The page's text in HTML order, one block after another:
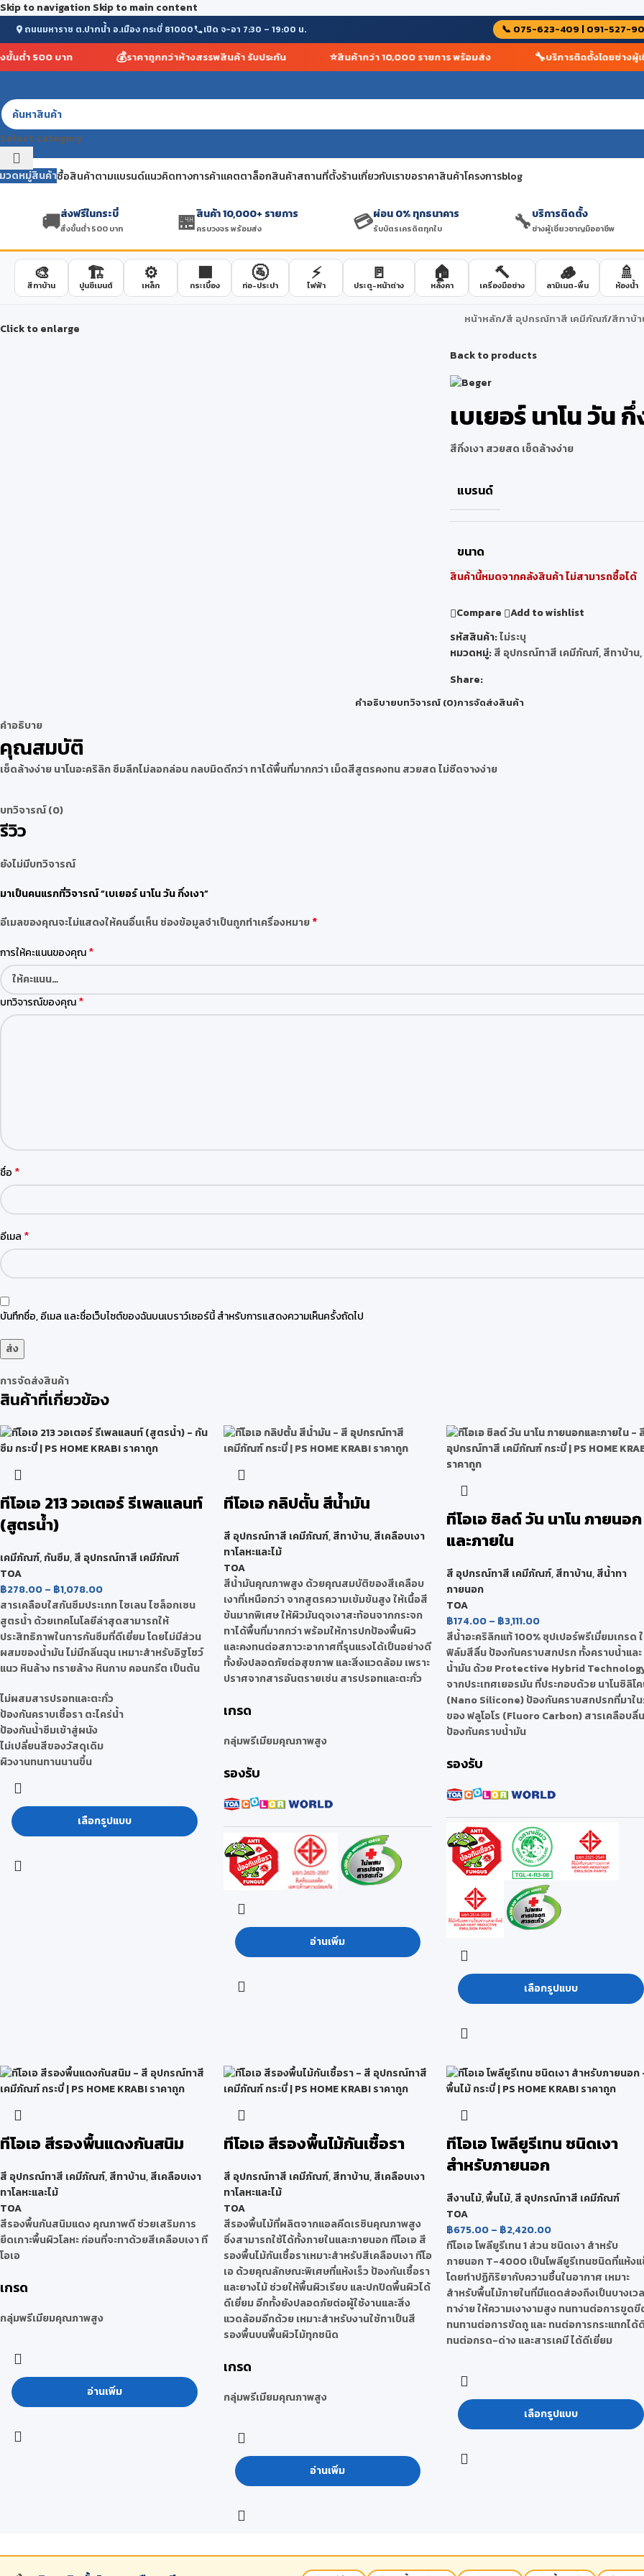
Skip to navigation Skip to main content
ถนนมหาราช ต.ปากน้ำ อ.เมือง กระบี่ 81000 เปิด จ-อา 7:30 – 19:00 น. 📞 075-623-409 | 091-527-
ต่ำ 500 บาท ราคาถูกกว่าห้างสรรพสินค้า รับประกัน สินค้ากว่า 10,000 รายการ พร้อมส่ง บริการติดตั้งโดยช่างผู้เชี่
Select category
วดหมู่สินค้าซื้อสินค้าตามแบรนด์แนวคิดทางการค้าแคตตาล็อกสินค้าสถานที่ตั้งร้านเกี่ยวกับเราขอราคาสินค้าโครงการblog
🚚ส่งฟรีในกระบี่
สั่งขั้นต่ำ 500 บาท 🏪สินค้า 10,000+ รายการ
ครบวงจร พร้อมส่ง 💳ผ่อน 0% ทุกธนาคาร
รับบัตรเครดิตทุกใบ 🔧บริการติดตั้ง
ช่างผู้เชี่ยวชาญมืออาชีพ
🎨
สีทาบ้าน
🏗️
ปูนซีเมนต์
⚙️
เหล็ก
🟫
กระเบื้อง
🚰
ท่อ-ประปา
⚡
ไฟฟ้า
🚪
ประตู-หน้าต่าง
🏠
หลังคา
🔨
เครื่องมือช่าง
🪵
ลามิเนต-พื้น
🚿
ห้องน้ำ
Click to enlarge
หน้าหลัก/สี อุปกรณ์ทาสี เคมีภัณฑ์/สีทาบ้า
Back to products
เบเยอร์ นาโน วัน กึ่
สีกึ่งเงา สวยสด เช็ดล้างง่าย
แบรนด์
ขนาด
สินค้านี้หมดจากคลังสินค้า ไม่สามารถซื้อได้
Compare
Add to wishlist
รหัสสินค้า:ไม่ระบุ
หมวดหมู่:สี อุปกรณ์ทาสี เคมีภัณฑ์,สีทาบ้าน,
Share:
คำอธิบายบทวิจารณ์ (0)การจัดส่งสินค้า
คำอธิบาย
คุณสมบัติ
เช็ดล้างง่าย นาโนอะคริลิก ซึมลึกไม่ลอกล่อน กลบมิดดีกว่า ทาได้พื้นที่มากกว่า เม็ดสีสูตรคงทน สวยสด ไม่ซีดจางง่าย
บทวิจารณ์ (0)
รีวิว
ยังไม่มีบทวิจารณ์
มาเป็นคนแรกที่วิจารณ์ “เบเยอร์ นาโน วัน กึ่งเงา”
อีเมลของคุณจะไม่แสดงให้คนอื่นเห็นช่องข้อมูลจำเป็นถูกทำเครื่องหมาย*
การให้คะแนนของคุณ*
บทวิจารณ์ของคุณ*
ชื่อ *
อีเมล *
บันทึกชื่อ, อีเมล และชื่อเว็บไซต์ของฉันบนเบราว์เซอร์นี้ สำหรับการแสดงความเห็นครั้งถัดไป
การจัดส่งสินค้า
สินค้าที่เกี่ยวข้อง
ทีโอเอ 213 วอเตอร์ รีเพลแลนท์
(สูตรน้ำ)
เคมีภัณฑ์,กันซึม,สี อุปกรณ์ทาสี เคมีภัณฑ์
TOA
฿278.00– ฿1,078.00
สารเคลือบใสกันซึมประเภท ไซเลน ไซล็อกเซน
สูตรน้ำ ด้วยเทคโนโลยีล่าสุดสามารถให้
ประสิทธิภาพในการกันซึมที่ดีเยี่ยม โดยไม่มีส่วน
ผสมของน้ำมัน ไม่มีกลิ่นฉุน เหมาะสำหรับอิฐโชว์
แนว หินล้าง ทรายล้าง หินกาบ คอนกรีต เป็นต้น
ไม่ผสมสารปรอทและตะกั่ว
ป้องกันคราบเชื้อรา ตะไคร่น้ำ
ป้องกันน้ำซึมเข้าสู่ผนัง
ไม่เปลี่ยนสีของวัสดุเดิม
ผิวงานทนทานนานขึ้น
เลือกรูปแบบ
ทีโอเอ กลิปตั้น สีน้ำมัน
สี อุปกรณ์ทาสี เคมีภัณฑ์, สีทาบ้าน, สีเคลือบเงา
ทาโลหะและไม้
TOA
สีน้ำมันคุณภาพสูง ด้วยคุณสมบัติของสีเคลือบ
เงาที่เหนือกว่า จากสูตรความเข้มข้นสูง ให้เนื้อสี
ข้นมากพิเศษ ให้ผิวมันดุจเงาสะท้อนจากกระจก
ทาได้พื้นที่มากกว่า พร้อมให้การปกป้องพื้นผิว
และคงทนต่อสภาวะอากาศที่รุนแรงได้เป็นอย่างดี
ทั้งยังปลอดภัยต่อสุขภาพ และสิ่งแวดล้อม เพราะ
ปราศจากสารอันตรายเช่น สารปรอทและตะกั่ว
เกรด
กลุ่มพรีเมียมคุณภาพสูง
รองรับ
อ่านเพิ่ม
ทีโอเอ ชิลด์ วัน นาโน ภายนอก
และภายใน
สี อุปกรณ์ทาสี เคมีภัณฑ์,สีทาบ้าน,สีน้ำทา
ภายนอก
TOA
฿174.00– ฿3,111.00
สีน้ำอะคริลิกแท้ 100% ซุปเปอร์พรีเมี่ยมเกรด
ฟิล์มสีลื่น ป้องกันคราบสกปรก ทั้งคราบน้ำและ
น้ำมัน ด้วย Protective Hybrid
จากประเทศเยอรมัน ที่ประกอบด้วย นาโนซิลิโ
(Nano Silicone) ป้องกันคราบสกปรกที่มาใ
ของ ฟลูโอโร (Fluoro Carbon) สารเคลือบลื่น
ป้องกันคราบน้ำมัน
รองรับ
เลือกรูปแบบ
ทีโอเอ สีรองพื้นแดงกันสนิม
สี อุปกรณ์ทาสี เคมีภัณฑ์,สีทาบ้าน,สีเคลือบเงา
ทาโลหะและไม้
TOA
สีรองพื้นกันสนิมแดง คุณภาพดี ช่วยเสริมการ
ยึดเกาะพื้นผิวโลหะ ก่อนที่จะทาด้วยสีเคลือบเงา ที
โอเอ
เกรด
กลุ่มพรีเมียมคุณภาพสูง
อ่านเพิ่ม
ทีโอเอ สีรองพื้นไม้กันเชื้อรา
สี อุปกรณ์ทาสี เคมีภัณฑ์, สีทาบ้าน, สีเคลือบเงา
ทาโลหะและไม้
TOA
สีรองพื้นไม้ที่ผลิตจากแอลคีดเรซินคุณภาพสูง
ซึ่งสามารถใช้ได้ทั้งภายในและภายนอก ทีโอเอ สี
รองพื้นไม้กันเชื้อราเหมาะสำหรับสีเคลือบเงา ทีโอ
เอ ด้วยคุณลักษณะพิเศษที่แห้งเร็ว ป้องกันเชื้อรา
และยางไม้ ช่วยให้พื้นผิวเรียบ และปกปิดพื้นผิวได้
ดีเยี่ยม อีกทั้งยังปลอดภัยต่อผู้ใช้งานและสิ่ง
แวดล้อมอีกด้วย เหมาะสำหรับงานใช้ทาเป็นสี
รองพื้นบนพื้นผิวไม้ทุกชนิด
เกรด
กลุ่มพรีเมียมคุณภาพสูง
อ่านเพิ่ม
ทีโอเอ โพลียูรีเทน ชนิดเงา
สำหรับภายนอก
สีงานไม้,พื้นไม้,สี อุปกรณ์ทาสี เคมีภัณฑ์
TOA
฿675.00– ฿2,420.00
ทีโอเอ โพลียูรีเทน 1 ส่วน ชนิดเงา สำหรับ
ภายนอก T-4000 เป็นโพลียูรีเทนชนิดที่แห้ง
โดยทำปฏิกิริยากับความชื้นในอากาศ เหมาะ
สำหรับพื้นไม้ภายในที่มีแดดส่องถึงเป็นบางเว
ทาง่าย ให้ความเงางามสูง ทนทานต่อการขูดขี
ทนทานต่อการขัดถู และ ทนต่อการกระแทกได้
ทนต่อกรด-ด่าง และสารเคมี ได้ดีเยี่ยม
เลือกรูปแบบ